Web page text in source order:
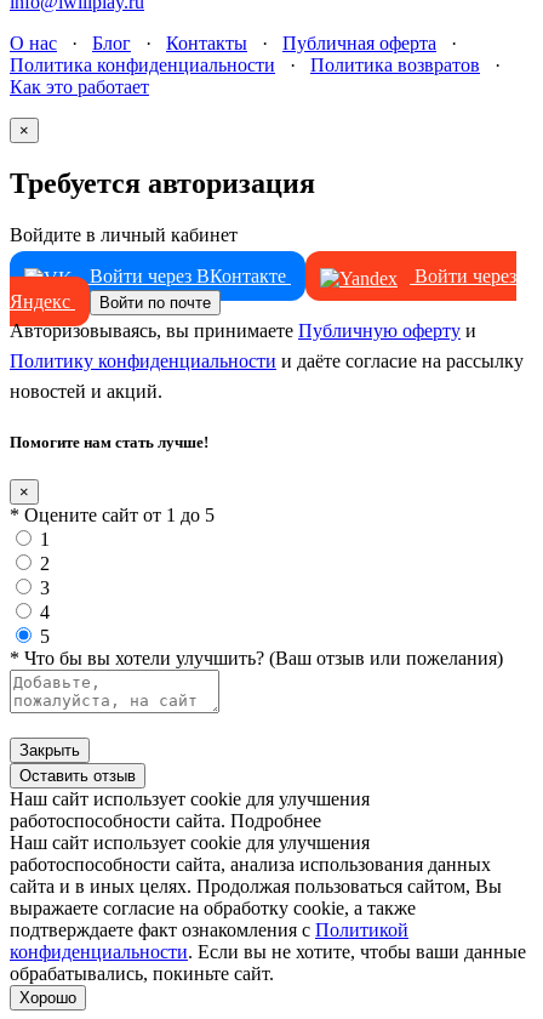
О нас · Блог · Контакты · Публичная оферта ·
Политика конфиденциальности · Политика возвратов ·
Как это работает
×
Требуется авторизация
Войдите в личный кабинет
Войти через ВКонтакте
Войти через
Яндекс
Войти по почте
Авторизовываясь, вы принимаете Публичную оферту и
Политику конфиденциальности и даёте согласие на рассылку
новостей и акций.
Помогите нам стать лучше!
×
* Оцените сайт от 1 до 5
1
2
3
4
5
* Что бы вы хотели улучшить? (Ваш отзыв или пожелания)
Закрыть
Оставить отзыв
Наш сайт использует cookie для улучшения
работоспособности сайта. Подробнее
Наш сайт использует cookie для улучшения
работоспособности сайта, анализа использования данных
сайта и в иных целях. Продолжая пользоваться сайтом, Вы
выражаете согласие на обработку cookie, а также
подтверждаете факт ознакомления с Политикой
конфиденциальности. Если вы не хотите, чтобы ваши данные
обрабатывались, покиньте сайт.
Хорошо